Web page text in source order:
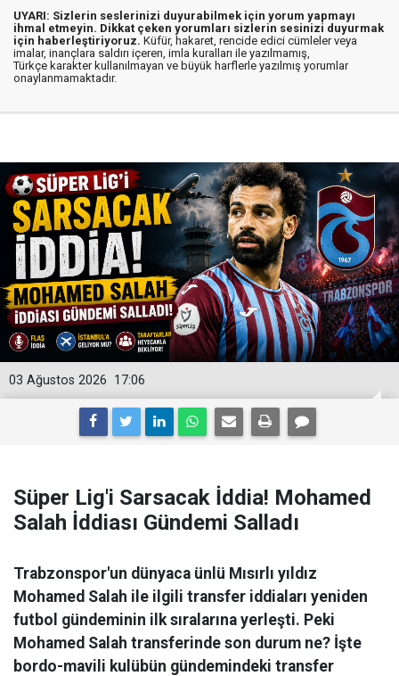
UYARI: Sizlerin seslerinizi duyurabilmek için yorum yapmayı
ihmal etmeyin. Dikkat çeken yorumları sizlerin sesinizi duyurmak
için haberleştiriyoruz. Küfür, hakaret, rencide edici cümleler veya
imalar, inançlara saldırı içeren, imla kuralları ile yazılmamış,
Türkçe karakter kullanılmayan ve büyük harflerle yazılmış yorumlar
onaylanmamaktadır.
17:06
03 Ağustos 2026
Süper Lig'i Sarsacak İddia! Mohamed
Salah İddiası Gündemi Salladı
Trabzonspor'un dünyaca ünlü Mısırlı yıldız
Mohamed Salah ile ilgili transfer iddiaları yeniden
futbol gündeminin ilk sıralarına yerleşti. Peki
Mohamed Salah transferinde son durum ne? İşte
bordo-mavili kulübün gündemindeki transfer